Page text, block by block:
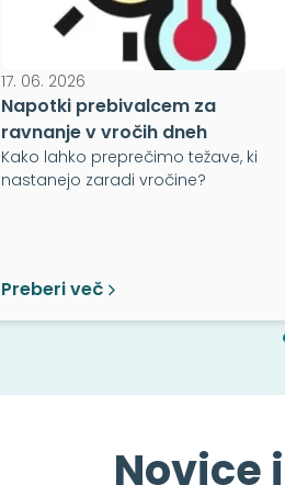
17. 06. 2026
Napotki prebivalcem za
ravnanje v vročih dneh
Kako lahko preprečimo težave, ki
nastanejo zaradi vročine?
Preberi več
Novice